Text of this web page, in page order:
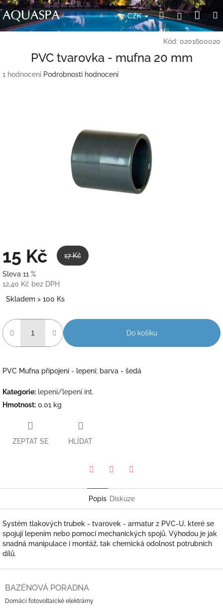
Přejít
na
obsah
CZK HledatPřihlášení
Kód: 0201600020
PVC tvarovka - mufna 20 mm
Průměrné
1 hodnocení Podrobnosti hodnocení
15 Kč 17 Kč
Sleva 11 %
12,40 Kč bez DPH
cena:
Skladem > 100 Ks
Do košíku
PVC Mufna připojení - lepení; barva - šedá
Kategorie: lepení/lepení int.
Hmotnost: 0.01 kg
ZEPTAT SE HLÍDAT
Popis Diskuze
Systém tlakových trubek - tvarovek - armatur z PVC-U, které se
spojují lepením nebo pomocí mechanických spojů. Výhodou je jak
snadná manipulace i montáž, tak chemická odolnost potrubních
dílů.
BAZÉNOVÁ PORADNA
Domácí fotovoltaické elektrárny